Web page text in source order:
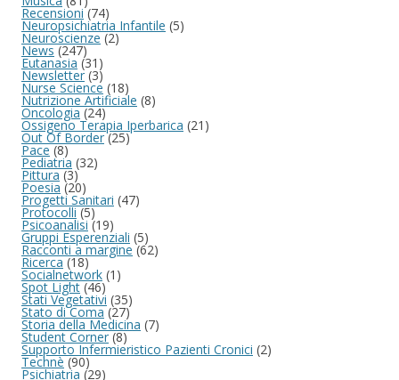
Recensioni(74)
Neuropsichiatria Infantile (5)
Neuroscienze(2)
News(247)
Eutanasia (31)
Newsletter (3)
Nurse Science (18)
Nutrizione Artificiale (8)
Oncologia(24)
Ossigeno Terapia Iperbarica (21)
Out Of Border(25)
Pace(8)
Pediatria (32)
Pittura(3)
Poesia (20)
Progetti Sanitari (47)
Protocolli(5)
Psicoanalisi (19)
Gruppi Esperenziali (5)
Racconti a margine (62)
Ricerca(18)
Socialnetwork (1)
Spot Light(46)
Stati Vegetativi (35)
Stato di Coma(27)
Storia della Medicina (7)
Student Corner(8)
Supporto Infermieristico Pazienti Cronici (2)
Technè(90)
Psichiatria (29)